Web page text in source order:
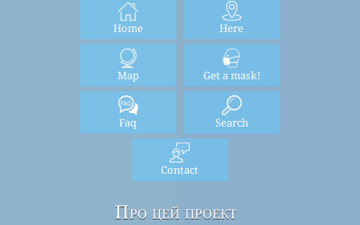
Home Here
Map Get a mask!
Faq Search
Contact
Про цей проект